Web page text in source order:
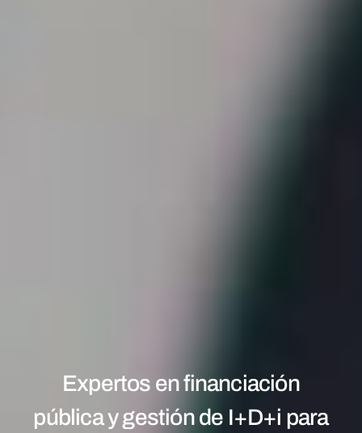
Expertos en financiación
pública y gestión de I+D+i para